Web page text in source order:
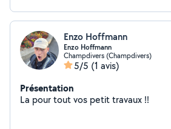
Enzo Hoffmann
Enzo Hoffmann
Champdivers (Champdivers)
5/5 (1 avis)
Présentation
La pour tout vos petit travaux !!